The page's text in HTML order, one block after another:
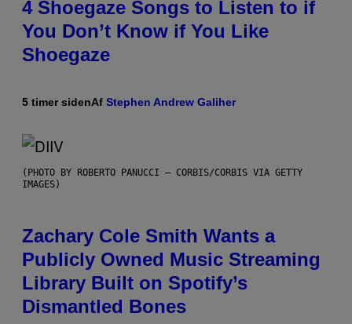
4 Shoegaze Songs to Listen to if
You Don’t Know if You Like
Shoegaze
5 timer sidenAf Stephen Andrew Galiher
(PHOTO BY ROBERTO PANUCCI – CORBIS/CORBIS VIA GETTY
IMAGES)
Zachary Cole Smith Wants a
Publicly Owned Music Streaming
Library Built on Spotify’s
Dismantled Bones